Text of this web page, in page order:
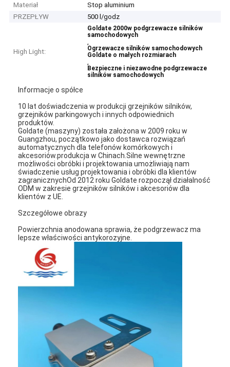
Materiał
Stop aluminium
PRZEPŁYW
500 l/godz
High Light:
Goldate 2000w podgrzewacze silników
samochodowych
,
Ogrzewacze silników samochodowych
Goldate o małych rozmiarach
,
Bezpieczne i niezawodne podgrzewacze
silników samochodowych
Informacje o spółce
10 lat doświadczenia w produkcji grzejników silników,
grzejników parkingowych i innych odpowiednich
produktów.
Goldate (maszyny) została założona w 2009 roku w
Guangzhou, początkowo jako dostawca rozwiązań
automatycznych dla telefonów komórkowych i
akcesoriów.produkcja w Chinach.Silne wewnętrzne
możliwości obróbki i projektowania umożliwiają nam
świadczenie usług projektowania i obróbki dla klientów
zagranicznychOd 2012 roku Goldate rozpoczął działalność
ODM w zakresie grzejników silników i akcesoriów dla
klientów z UE.
Szczegółowe obrazy
Powierzchnia anodowana sprawia, że podgrzewacz ma
lepsze właściwości antykorozyjne.